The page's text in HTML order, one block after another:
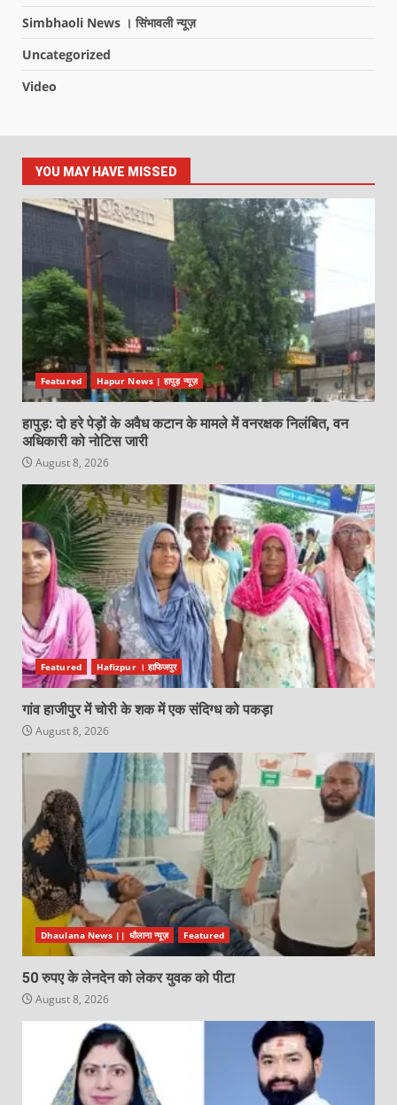
Simbhaoli News । सिंभावली न्यूज़
Uncategorized
Video
YOU MAY HAVE MISSED
Featured Hapur News | हापुड़ न्यूज़
हापुड़: दो हरे पेड़ों के अवैध कटान के मामले में वनरक्षक निलंबित, वन
अधिकारी को नोटिस जारी
August 8, 2026
Featured Hafizpur । हाफिजपुर
गांव हाजीपुर में चोरी के शक में एक संदिग्ध को पकड़ा
August 8, 2026
Dhaulana News || धौलाना न्यूज़ Featured
50 रुपए के लेनदेन को लेकर युवक को पीटा
August 8, 2026